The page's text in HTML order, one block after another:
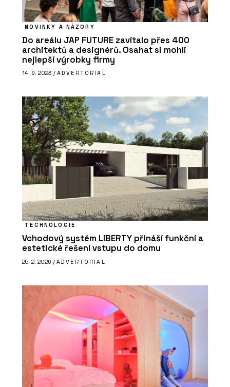
NOVINKY A NÁZORY
Do areálu JAP FUTURE zavítalo přes 400
architektů a designérů. Osahat si mohli
nejlepší výrobky firmy
14. 9. 2023 / ADVERTORIAL
TECHNOLOGIE
Vchodový systém LIBERTY přináší funkční a
estetické řešení vstupu do domu
25. 2. 2026 / ADVERTORIAL